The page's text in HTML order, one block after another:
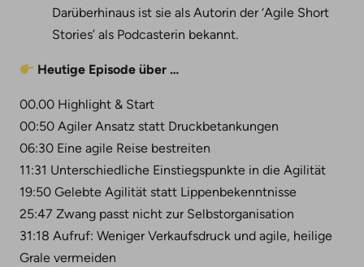
Darüberhinaus ist sie als Autorin der ‘Agile Short
Stories’ als Podcasterin bekannt.
Heutige Episode über …
00.00 Highlight & Start
00:50 Agiler Ansatz statt Druckbetankungen
06:30 Eine agile Reise bestreiten
11:31 Unterschiedliche Einstiegspunkte in die Agilität
19:50 Gelebte Agilität statt Lippenbekenntnisse
25:47 Zwang passt nicht zur Selbstorganisation
31:18 Aufruf: Weniger Verkaufsdruck und agile, heilige
Grale vermeiden